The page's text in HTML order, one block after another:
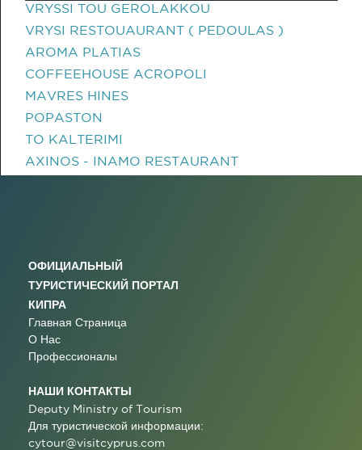
VRYSSI TOU GEROLAKKOU
VRYSI RESTOUAURANT ( PEDOULAS )
AROMA PLATIAS
COFFEEHOUSE ACROPOLI
MAVRES HINES
POPASTON
TO KALTERIMI
AXINOS - INAMO RESTAURANT
ОФИЦИАЛЬНЫЙ
ТУРИСТИЧЕСКИЙ ПОРТАЛ
КИПРА
Главная Страница
О Нас
Профессионалы
НАШИ КОНТАКТЫ
Deputy Ministry of Tourism
Для туристической информации:
cytour@visitcyprus.com